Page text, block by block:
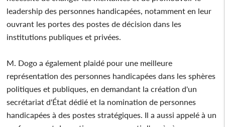
leadership des personnes handicapées, notamment en leur
ouvrant les portes des postes de décision dans les
institutions publiques et privées.
M. Dogo a également plaidé pour une meilleure
représentation des personnes handicapées dans les sphères
politiques et publiques, en demandant la création d'un
secrétariat d'État dédié et la nomination de personnes
handicapées à des postes stratégiques. Il a aussi appelé à un